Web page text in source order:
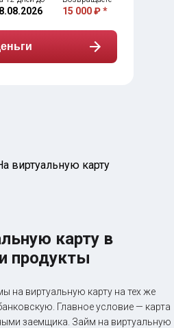
15 000 ₽ *
виртуальную карту
карту в
продукты
на виртуальную карту на тех же
Главное условие — карта
заемщика. Займ на виртуальную